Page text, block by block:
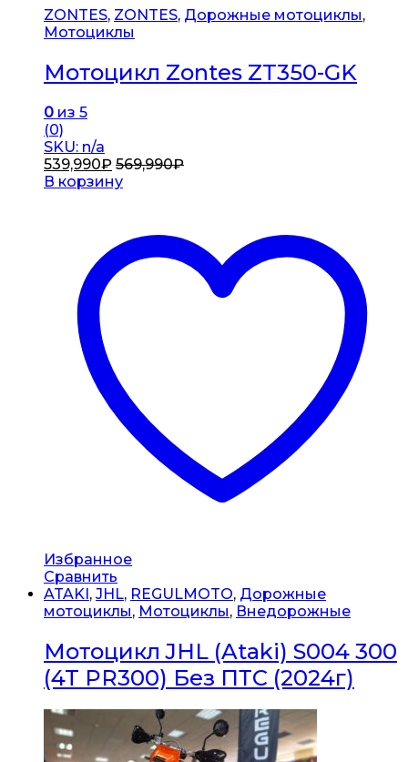
ZONTES, ZONTES, Дорожные мотоциклы,
Мотоциклы
Мотоцикл Zontes ZT350-GK
0 из 5
(0)
SKU: n/a
539,990₽ 569,990₽
В корзину
Избранное
Сравнить
ATAKI , JHL, REGULMOTO, Дорожные
мотоциклы, Мотоциклы, Внедорожные
Мотоцикл JHL (Ataki) S004 300
(4T PR300) Без ПТС (2024г)